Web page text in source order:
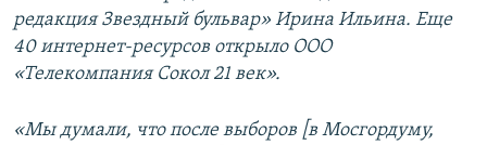
редакция Звездный бульвар» Ирина Ильина. Еще
40 интернет-ресурсов открыло ООО
«Телекомпания Сокол 21 век».
«Мы думали, что после выборов [в Мосгордуму,